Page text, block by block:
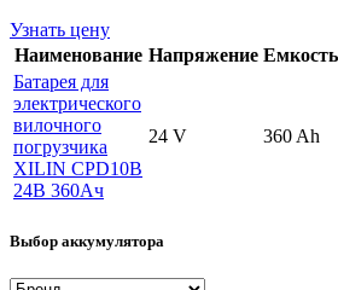
Узнать цену
Наименование Напряжение Емкость
Батарея для
электрического
вилочного
погрузчика
XILIN CPD10B
24В 360Ач
24 V 360 Ah
Выбор аккумулятора